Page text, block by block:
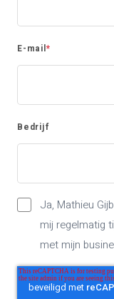
E-mail*
Bedrijf
Ja, Mathieu
mij regelmatig
met mijn